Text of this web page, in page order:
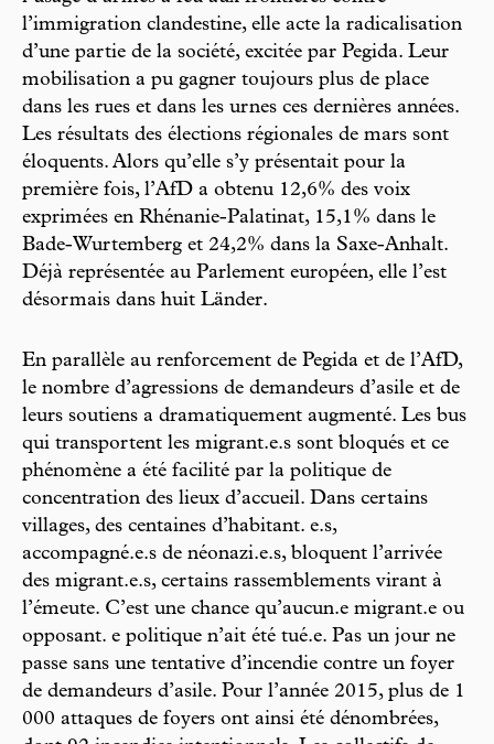
l’immigration clandestine, elle acte la radicalisation
d’une partie de la société, excitée par Pegida. Leur
mobilisation a pu gagner toujours plus de place
dans les rues et dans les urnes ces dernières années.
Les résultats des élections régionales de mars sont
éloquents. Alors qu’elle s’y présentait pour la
première fois, l’AfD a obtenu 12,6% des voix
exprimées en Rhénanie-Palatinat, 15,1% dans le
Bade-Wurtemberg et 24,2% dans la Saxe-Anhalt.
Déjà représentée au Parlement européen, elle l’est
désormais dans huit Länder.
En parallèle au renforcement de Pegida et de l’AfD,
le nombre d’agressions de demandeurs d’asile et de
leurs soutiens a dramatiquement augmenté. Les bus
qui transportent les migrant.e.s sont bloqués et ce
phénomène a été facilité par la politique de
concentration des lieux d’accueil. Dans certains
villages, des centaines d’habitant. e.s,
accompagné.e.s de néonazi.e.s, bloquent l’arrivée
des migrant.e.s, certains rassemblements virant à
l’émeute. C’est une chance qu’aucun.e migrant.e ou
opposant. e politique n’ait été tué.e. Pas un jour ne
passe sans une tentative d’incendie contre un foyer
de demandeurs d’asile. Pour l’année 2015, plus de 1
000 attaques de foyers ont ainsi été dénombrées,